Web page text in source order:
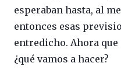
esperaban hasta, al
entonces esas
entredicho. Ahora
¿qué vamos a hacer?